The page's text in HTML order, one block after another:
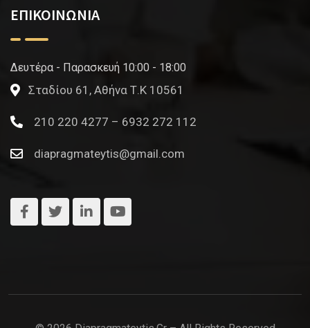
ΕΠΙΚΟΙΝΩΝΙΑ
Δευτέρα - Παρασκευή 10:00 - 18:00
Σταδίου 61, Αθήνα Τ.Κ 10561
210 220 4277 – 6932 272 112
diapragmateytis@gmail.com